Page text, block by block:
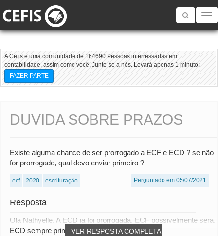
Toggle
A Cefis é uma comunidade de 164690 Pessoas interressadas em
contabilidade, assim como você. Junte-se a nós. Levará apenas 1 minuto:
FAZER PARTE
DUVIDA SOBRE PRAZOS
Existe alguma chance de ser prorrogado a ECF e ECD ? se não
for prorrogado, qual devo enviar primeiro ?
ecf 2020 escrituração Perguntado em 05/07/2021
Resposta
VER RESPOSTA COMPLETA
Olá Nathyelle. A ECD já foi prorrogada. ECF possivelmente será.
ECD sempre primeiro.